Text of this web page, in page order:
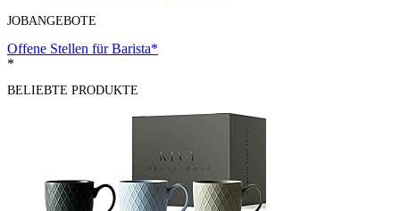
JOBANGEBOTE
Offene Stellen für Barista*
*
BELIEBTE PRODUKTE